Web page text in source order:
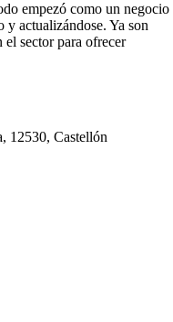
empezó como un negocio
actualizándose. Ya son
el sector para ofrecer
12530, Castellón